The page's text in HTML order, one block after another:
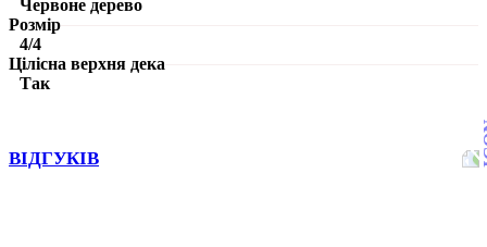
Червоне дерево
Розмір
4/4
Цілісна верхня дека
Так
ВІДГУКІВ